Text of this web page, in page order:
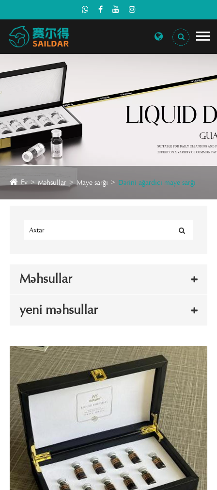
Ev Məhsullar Maye sarğı Dərini ağardıcı maye sarğı
Məhsullar
yeni məhsullar